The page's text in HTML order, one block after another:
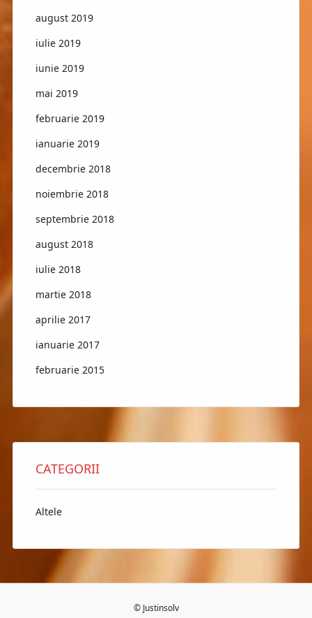
august 2019
iulie 2019
iunie 2019
mai 2019
februarie 2019
ianuarie 2019
decembrie 2018
noiembrie 2018
septembrie 2018
august 2018
iulie 2018
martie 2018
aprilie 2017
ianuarie 2017
februarie 2015
CATEGORII
Altele
© Justinsolv